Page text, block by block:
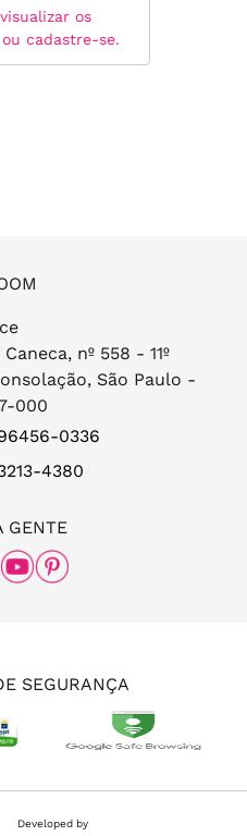
os
cadastre-se.
nº 558 - 11º
São Paulo -
000
0336
4380
GENTE
SEGURANÇA
Developed by